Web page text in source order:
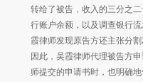
转给了被告，收入的三分之
行账户余额，以及调查银行
霞律师发现原告方还主张分
因此，吴霞律师代理被告方
师提交的申请书时，也明确